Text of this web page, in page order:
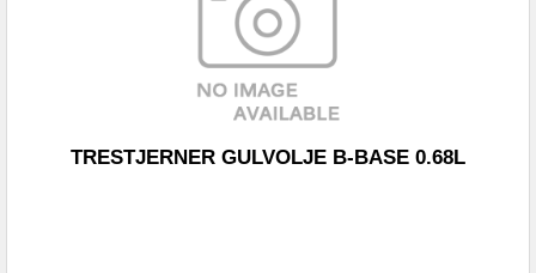
TRESTJERNER GULVOLJE B-BASE 0.68L